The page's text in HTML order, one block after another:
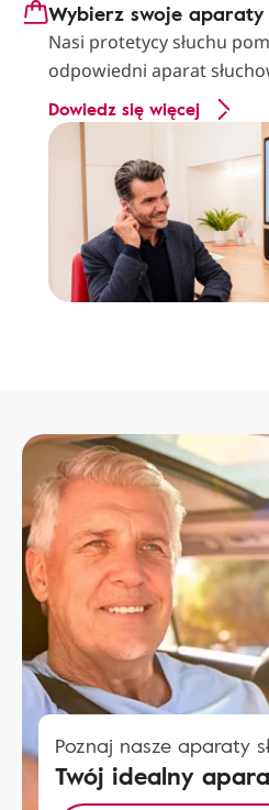
Wybierz swoje aparaty
Nasi protetycy słuchu
odpowiedni aparat
Dowiedz się więcej
Poznaj nasze aparaty
Twój idealny